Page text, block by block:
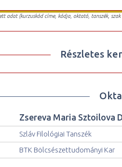
adat (kurzuskód címe, kódja, oktató, tanszék,
Részletes
Zsereva Maria Sztoilova
Szláv Filológiai Tanszék
BTK Bölcsészettudományi Kar